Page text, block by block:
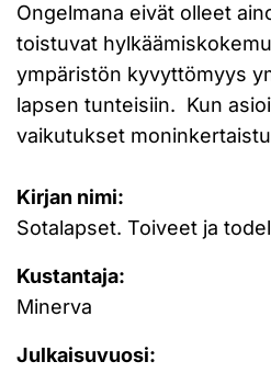
Ongelmana eivät olleet
toistuvat
ympäristön kyvyttömyys
lapsen tunteisiin. Kun
vaikutukset
Kirjan nimi:
Sotalapset. Toiveet ja
Kustantaja:
Minerva
Julkaisuvuosi: